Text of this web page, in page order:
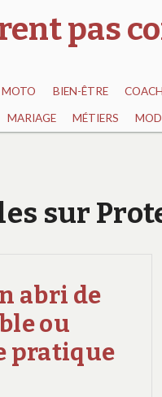
pas
BIEN-ÊTRE
MARIAGE MÉTIERS
sur
abri de
ou
pratique